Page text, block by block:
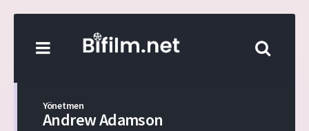
Yönetmen
Andrew Adamson